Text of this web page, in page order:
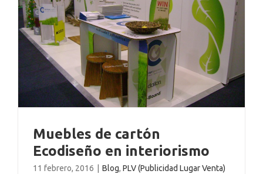
Muebles de cartón
Ecodiseño en interiorismo
11 febrero, 2016 | Blog, PLV (Publicidad Lugar Venta)